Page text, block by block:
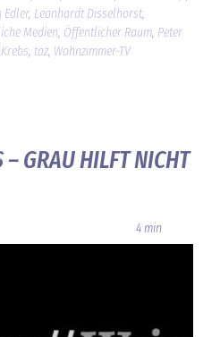
Edler, Leonhardt Disselhorst,
Medien, Öffentlicher Raum, Peter
, taz, Wohnzimmer-TV
GRAU HILFT NICHT
4 min